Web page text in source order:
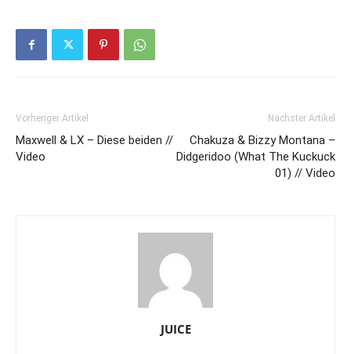
Vorheriger Artikel
Maxwell & LX – Diese beiden //
Video
Nächster Artikel
Chakuza & Bizzy Montana –
Didgeridoo (What The Kuckuck
01) // Video
JUICE